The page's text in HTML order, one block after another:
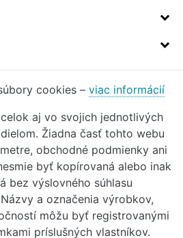
cookies – viac informácií
aj vo svojich jednotlivých
Žiadna časť tohto webu
obchodné podmienky ani
byť kopírovaná alebo inak
bez výslovného súhlasu
a označenia výrobkov,
môžu byť registrovanými
príslušných vlastníkov.